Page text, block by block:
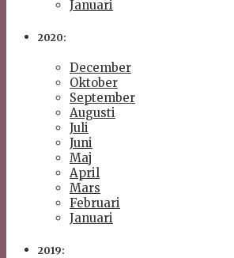
Januari
2020:
December
Oktober
September
Augusti
Juli
Juni
Maj
April
Mars
Februari
Januari
2019: